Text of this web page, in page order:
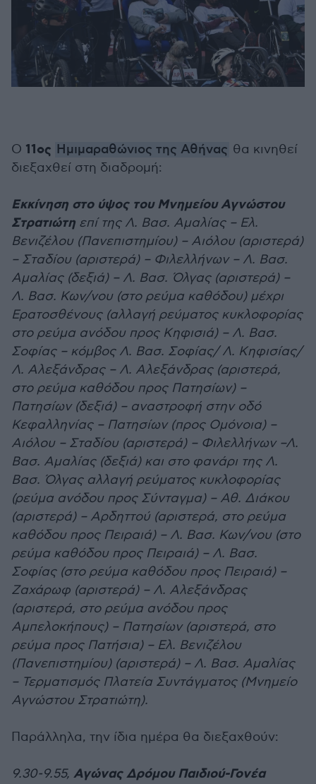
Ο 11ος Ημιμαραθώνιος της Αθήνας θα κινηθεί
διεξαχθεί στη διαδρομή:
Εκκίνηση στο ύψος του Μνημείου Αγνώστου
Στρατιώτη επί της Λ. Βασ. Αμαλίας – Ελ.
Βενιζέλου (Πανεπιστημίου) – Aιόλου (αριστερά)
– Σταδίου (αριστερά) – Φιλελλήνων – Λ. Βασ.
Αμαλίας (δεξιά) – Λ. Βασ. Όλγας (αριστερά) –
Λ. Βασ. Κων/νου (στο ρεύμα καθόδου) μέχρι
Ερατοσθένους (αλλαγή ρεύματος κυκλοφορίας
στο ρεύμα ανόδου προς Κηφισιά) – Λ. Βασ.
Σοφίας – κόμβος Λ. Βασ. Σοφίας/ Λ. Κηφισίας/
Λ. Αλεξάνδρας – Λ. Αλεξάνδρας (αριστερά,
στο ρεύμα καθόδου προς Πατησίων) –
Πατησίων (δεξιά) – αναστροφή στην οδό
Κεφαλληνίας – Πατησίων (προς Ομόνοια) –
Αιόλου – Σταδίου (αριστερά) – Φιλελλήνων –Λ.
Βασ. Αμαλίας (δεξιά) και στο φανάρι της Λ.
Βασ. Όλγας αλλαγή ρεύματος κυκλοφορίας
(ρεύμα ανόδου προς Σύνταγμα) – Αθ. Διάκου
(αριστερά) – Αρδηττού (αριστερά, στο ρεύμα
καθόδου προς Πειραιά) – Λ. Βασ. Κων/νου (στο
ρεύμα καθόδου προς Πειραιά) – Λ. Βασ.
Σοφίας (στο ρεύμα καθόδου προς Πειραιά) –
Ζαχάρωφ (αριστερά) – Λ. Αλεξάνδρας
(αριστερά, στο ρεύμα ανόδου προς
Αμπελοκήπους) – Πατησίων (αριστερά, στο
ρεύμα προς Πατήσια) – Ελ. Βενιζέλου
(Πανεπιστημίου) (αριστερά) – Λ. Βασ. Αμαλίας
– Τερματισμός Πλατεία Συντάγματος (Μνημείο
Αγνώστου Στρατιώτη).
Παράλληλα, την ίδια ημέρα θα διεξαχθούν:
9.30-9.55, Αγώνας Δρόμου Παιδιού-Γονέα